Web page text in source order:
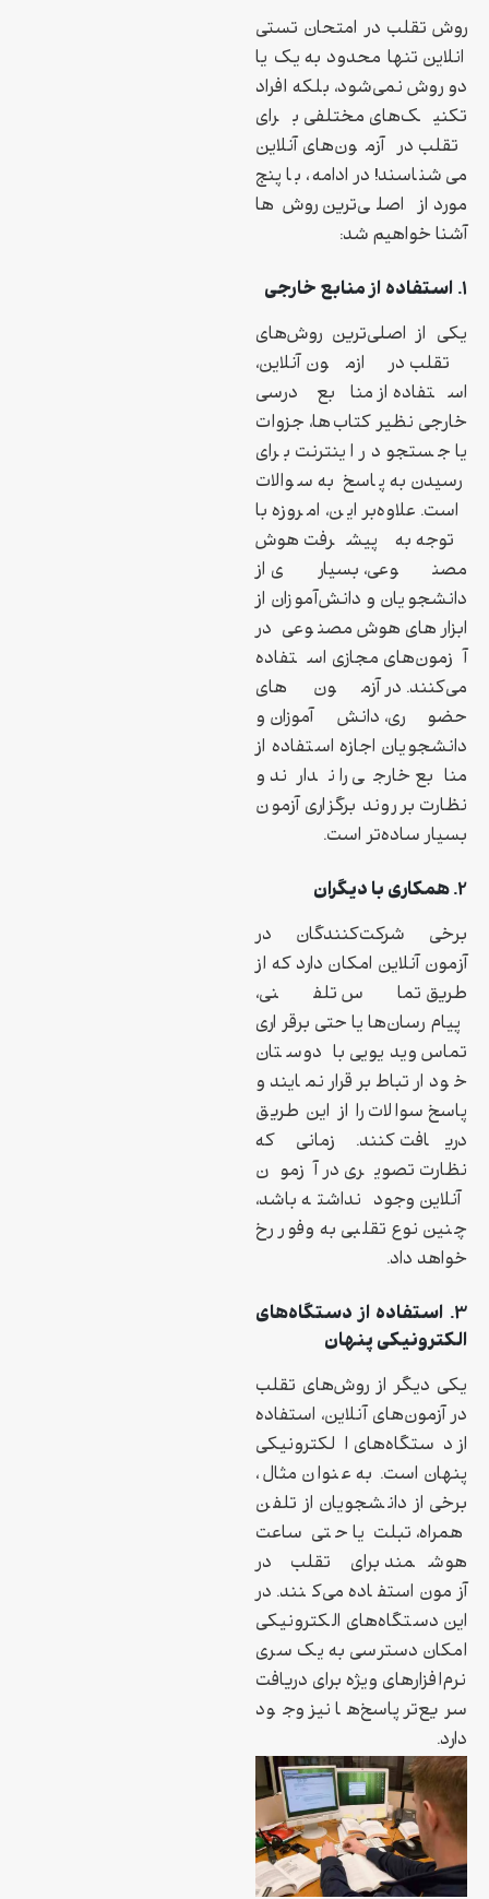
روش تقلب در امتحان تستی
انلاین تنها محدود به یک یا
دو روش نمی‌شود، بلکه افراد
تکنیک‌های مختلفی برای
تقلب در آزمون‌های آنلاین
می‌شناسند! در ادامه، با پنج
مورد از اصلی‌ترین روش‌ها
آشنا خواهیم شد:
۱. استفاده از منابع خارجی
یکی از اصلی‌ترین روش‌های
تقلب در ازمون آنلاین،
استفاده از منابع درسی
خارجی نظیر کتاب‌ها، جزوات
یا جستجو در اینترنت برای
رسیدن به پاسخ به سوالات
است. علاوه‌بر این، امروزه با
توجه به پیشرفت هوش
مصنوعی، بسیاری از
دانشجویان و دانش‌آموزان از
ابزارهای هوش مصنوعی در
آزمون‌های مجازی استفاده
می‌کنند. در آزمون‌های
حضوری، دانش‌آموزان و
دانشجویان اجازه استفاده از
منابع خارجی را ندارند و
نظارت بر روند برگزاری آزمون
بسیار ساده‌تر است.
۲. همکاری با دیگران
برخی شرکت‌کنندگان در
آزمون آنلاین امکان دارد که از
طریق تماس تلفنی،
پیام‌رسان‌ها یا حتی برقراری
تماس ویدیویی با دوستان
خود ارتباط برقرار نمایند و
پاسخ سوالات را از این طریق
دریافت کنند. زمانی که
نظارت تصویری در آزمون
آنلاین وجود نداشته باشد،
چنین نوع تقلبی به وفور رخ
خواهد داد.
۳. استفاده از دستگاه‌های
الکترونیکی پنهان
یکی دیگر از روش‌های تقلب
در آزمون‌های آنلاین، استفاده
از دستگاه‌های الکترونیکی
پنهان است. به عنوان مثال،
برخی از دانشجویان از تلفن
همراه، تبلت یا حتی ساعت
هوشمند برای تقلب در
آزمون استفاده می‌کنند. در
این دستگاه‌های الکترونیکی
امکان دسترسی به یک سری
نرم‌افزارهای ویژه برای دریافت
سریع‌تر پاسخ‌ها نیز وجود
دارد.